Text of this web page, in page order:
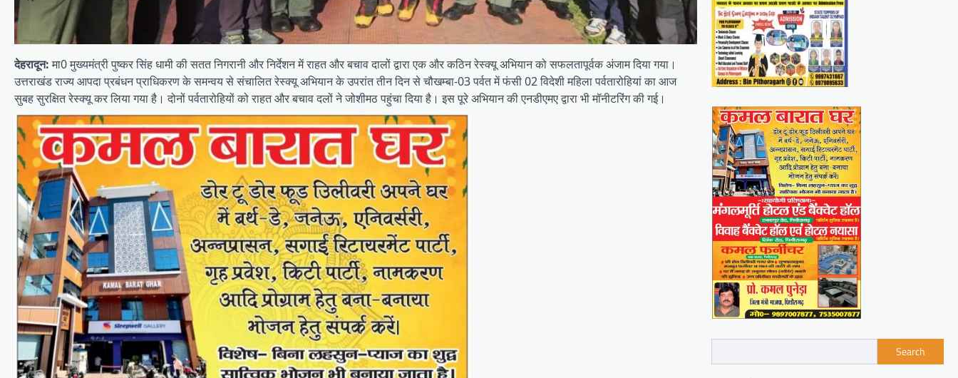
देहरादून:मा0 मुख्यमंत्री पुष्कर सिंह धामी की सतत निगरानी और निर्देशन में राहत और बचाव दालों द्वारा एक और कठिन रेस्क्यू अभियान को सफलतापूर्वक अंजाम दिया गया।
उत्तराखंड राज्य आपदा प्रबंधन प्राधिकरण के समन्वय से संचालित रेस्क्यू अभियान के उपरांत तीन दिन से चौखम्बा-03 पर्वत में फंसी 02 विदेशी महिला पर्वतारोहियां का आज
सुबह सुरक्षित रेस्क्यू कर लिया गया है। दोनों पर्वतारोहियों को राहत और बचाव दलों ने जोशीमठ पहुंचा दिया है। इस पूरे अभियान की एनडीएमए द्वारा भी मॉनीटरिंग की गई।
Search